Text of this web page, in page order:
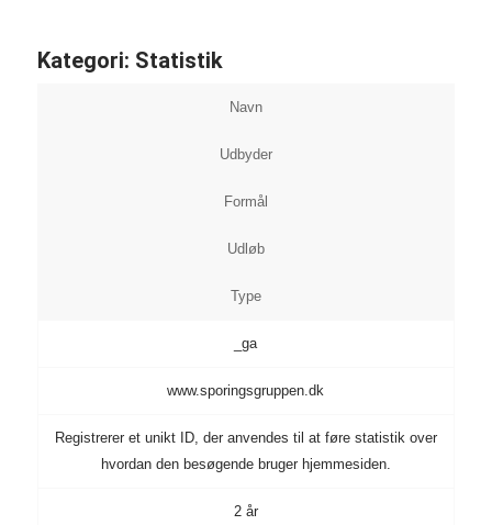
Kategori: Statistik
Navn
Udbyder
Formål
Udløb
Type
_ga
www.sporingsgruppen.dk
Registrerer et unikt ID, der anvendes til at føre statistik over
hvordan den besøgende bruger hjemmesiden.
2 år